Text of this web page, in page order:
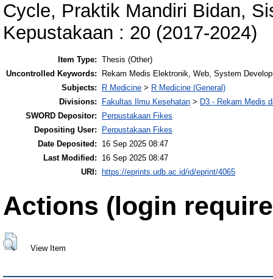
Cycle, Praktik Mandiri Bidan,
Kepustakaan : 20 (2017-2024)
Item Type: Thesis (Other)
Uncontrolled Keywords:
Rekam Medis Elektronik, Web, System
Subjects:
R Medicine > R Medicine (General)
Divisions:
Fakultas Ilmu Kesehatan > D3 - Rekam Medis
SWORD Depositor:
Perpustakaan Fikes
Depositing User:
Perpustakaan Fikes
Date Deposited:
16 Sep 2025 08:47
Last Modified:
16 Sep 2025 08:47
URI:
https://eprints.udb.ac.id/id/eprint/4065
Actions (login
View Item